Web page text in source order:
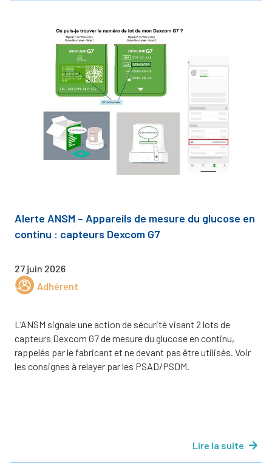
Alerte ANSM – Appareils de mesure du glucose en
continu : capteurs Dexcom G7
27 juin 2026
Adhérent
L’ANSM signale une action de sécurité visant 2 lots de
capteurs Dexcom G7 de mesure du glucose en continu,
rappelés par le fabricant et ne devant pas être utilisés. Voir
les consignes à relayer par les PSAD/PSDM.
Lire la suite